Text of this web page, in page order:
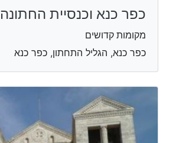
כפר כנא וכנסיית החתונה
מקומות קדושים
כפר כנא, הגליל התחתון, כפר כנא